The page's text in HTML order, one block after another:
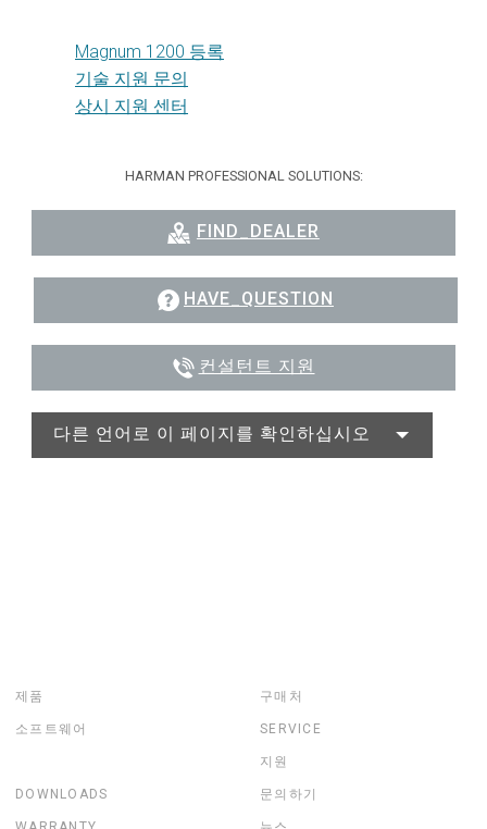
Magnum 1200 등록
기술 지원 문의
상시 지원 센터
HARMAN PROFESSIONAL SOLUTIONS:
FIND_DEALER
HAVE_QUESTION
컨설턴트 지원
다른 언어로 이 페이지를 확인하십시오
제품
소프트웨어
구매처
SERVICE
지원
DOWNLOADS 문의하기